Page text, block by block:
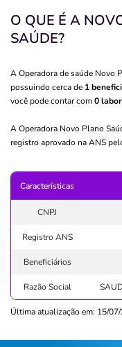
O QUE É A
SAÚDE?
A Operadora de saúde Novo
possuindo cerca de 1
você pode contar com0
A Operadora Novo Plano
registro aprovado na ANS
Características
CNPJ
Registro ANS
Beneficiários
Razão Social
Última atualização em: 15/